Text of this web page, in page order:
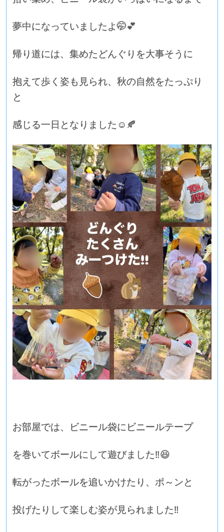
夢中になっていましたよ🤭💕
帰り道には、集めたどんぐりを大事そうに
抱えて歩く姿も見られ、秋の自然をたっぷり
と
感じる一日となりました☺️🍂
お部屋では、ビニール袋にビニールテープ
を巻いてボールにして遊びました‼😆
転がったボールを追いかけたり、ポ～ンと
投げたりして楽しむ姿が見られました‼